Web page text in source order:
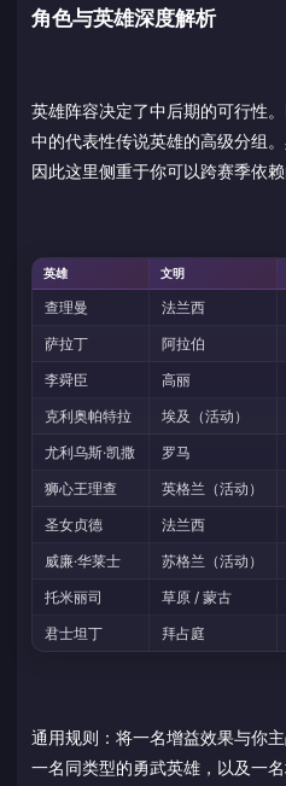
角色与英雄深度解析
英雄阵容决定了中后期的可行性
中的代表性传说英雄的高级分组
因此这里侧重于你可以跨赛季依赖
英雄 文明
查理曼 法兰西
萨拉丁
阿拉伯
李舜臣
高丽
克利奥帕特拉
埃及（活动）
尤利乌斯·凯撒
罗马
狮心王理查
英格兰（活动）
圣女贞德
法兰西
威廉·华莱士
苏格兰（活动）
托米丽司
草原 / 蒙古
君士坦丁
拜占庭
通用规则：将一名增益效果与你
一名同类型的勇武英雄，以及一